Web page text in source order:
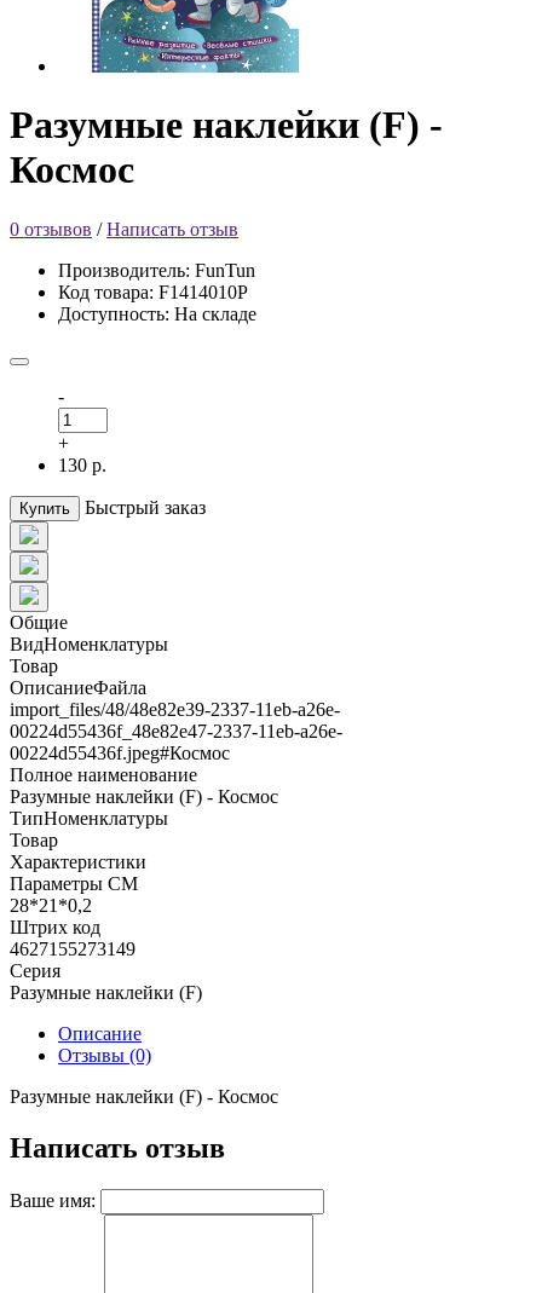
Разумные наклейки (F) -
Космос
0 отзывов /Написать отзыв
Производитель: FunTun
Код товара: F1414010Р
Доступность: На складе
-
+
130 р.
Купить Быстрый заказ
Общие
ВидНоменклатуры
Товар
ОписаниеФайла
import_files/48/48e82e39-2337-11eb-a26e-
00224d55436f_48e82e47-2337-11eb-a26e-
00224d55436f.jpeg#Космос
Полное наименование
Разумные наклейки (F) - Космос
ТипНоменклатуры
Товар
Характеристики
Параметры СМ
28*21*0,2
Штрих код
4627155273149
Серия
Разумные наклейки (F)
Описание
Отзывы (0)
Разумные наклейки (F) - Космос
Написать отзыв
Ваше имя: